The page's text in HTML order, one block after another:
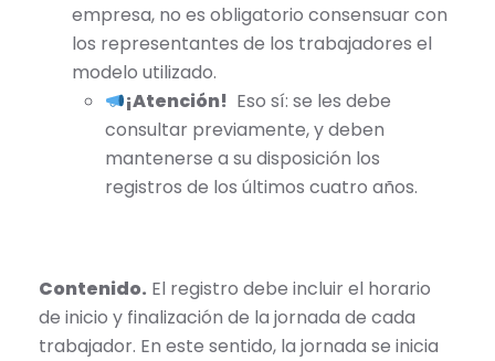
empresa, no es obligatorio consensuar con
los representantes de los trabajadores el
modelo utilizado.
¡Atención! Eso sí: se les debe
consultar previamente, y deben
mantenerse a su disposición los
registros de los últimos cuatro años.
Contenido. El registro debe incluir el horario
de inicio y finalización de la jornada de cada
trabajador. En este sentido, la jornada se inicia